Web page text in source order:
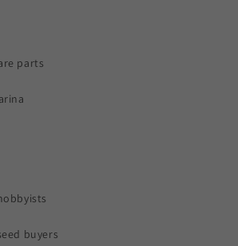
parts
buyers